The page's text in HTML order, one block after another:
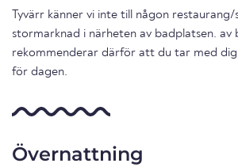
Tyvärr känner vi inte till någon restaurang/
stormarknad i närheten av badplatsen. av
rekommenderar därför att du tar med
för dagen.
Övernattning